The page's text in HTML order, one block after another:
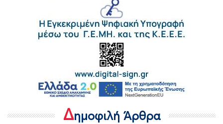
Δημοφιλή Άρθρα